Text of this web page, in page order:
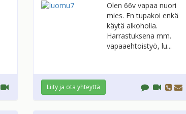
Olen 66v vapaa nuori
mies. En tupakoi enkä
käytä alkoholia.
Harrastuksena mm.
vapaaehtoistyö, lu...
Liity ja ota yhteyttä